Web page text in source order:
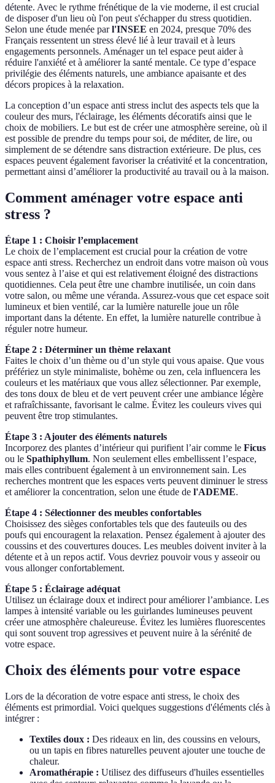
détente. Avec le rythme frénétique de la vie moderne, il est crucial
de disposer d'un lieu où l'on peut s'échapper du stress quotidien.
Selon une étude menée parl'INSEE en 2024, presque 70% des
Français ressentent un stress élevé lié à leur travail et à leurs
engagements personnels. Aménager un tel espace peut aider à
réduire l'anxiété et à améliorer la santé mentale. Ce type d’espace
privilégie des éléments naturels, une ambiance apaisante et des
décors propices à la relaxation.
La conception d’un espace anti stress inclut des aspects tels que la
couleur des murs, l'éclairage, les éléments décoratifs ainsi que le
choix de mobiliers. Le but est de créer une atmosphère sereine, où il
est possible de prendre du temps pour soi, de méditer, de lire, ou
simplement de se détendre sans distraction extérieure. De plus, ces
espaces peuvent également favoriser la créativité et la concentration,
permettant ainsi d’améliorer la productivité au travail ou à la maison.
Comment aménager votre espace anti
stress ?
Étape 1 : Choisir l’emplacement
Le choix de l’emplacement est crucial pour la création de votre
espace anti stress. Recherchez un endroit dans votre maison où vous
vous sentez à l’aise et qui est relativement éloigné des distractions
quotidiennes. Cela peut être une chambre inutilisée, un coin dans
votre salon, ou même une véranda. Assurez-vous que cet espace soit
lumineux et bien ventilé, car la lumière naturelle joue un rôle
important dans la détente. En effet, la lumière naturelle contribue à
réguler notre humeur.
Étape 2 : Déterminer un thème relaxant
Faites le choix d’un thème ou d’un style qui vous apaise. Que vous
préfériez un style minimaliste, bohème ou zen, cela influencera les
couleurs et les matériaux que vous allez sélectionner. Par exemple,
des tons doux de bleu et de vert peuvent créer une ambiance légère
et rafraîchissante, favorisant le calme. Évitez les couleurs vives qui
peuvent être trop stimulantes.
Étape 3 : Ajouter des éléments naturels
Incorporez des plantes d’intérieur qui purifient l’air comme le Ficus
ou le Spathiphyllum. Non seulement elles embellissent l’espace,
mais elles contribuent également à un environnement sain. Les
recherches montrent que les espaces verts peuvent diminuer le stress
et améliorer la concentration, selon une étude de l'ADEME.
Étape 4 : Sélectionner des meubles confortables
Choisissez des sièges confortables tels que des fauteuils ou des
poufs qui encouragent la relaxation. Pensez également à ajouter des
coussins et des couvertures douces. Les meubles doivent inviter à la
détente et à un repos actif. Vous devriez pouvoir vous y asseoir ou
vous allonger confortablement.
Étape 5 : Éclairage adéquat
Utilisez un éclairage doux et indirect pour améliorer l’ambiance. Les
lampes à intensité variable ou les guirlandes lumineuses peuvent
créer une atmosphère chaleureuse. Évitez les lumières fluorescentes
qui sont souvent trop agressives et peuvent nuire à la sérénité de
votre espace.
Choix des éléments pour votre espace
Lors de la décoration de votre espace anti stress, le choix des
éléments est primordial. Voici quelques suggestions d'éléments clés à
intégrer :
Textiles doux : Des rideaux en lin, des coussins en velours,
ou un tapis en fibres naturelles peuvent ajouter une touche de
chaleur.
Aromathérapie : Utilisez des diffuseurs d'huiles essentielles